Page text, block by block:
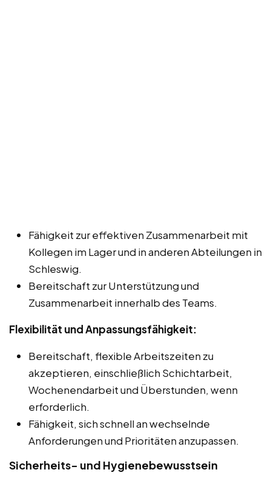
Fähigkeit zur effektiven Zusammenarbeit mit
Kollegen im Lager und in anderen Abteilungen in
Schleswig.
Bereitschaft zur Unterstützung und
Zusammenarbeit innerhalb des Teams.
Flexibilität und Anpassungsfähigkeit:
Bereitschaft, flexible Arbeitszeiten zu
akzeptieren, einschließlich Schichtarbeit,
Wochenendarbeit und Überstunden, wenn
erforderlich.
Fähigkeit, sich schnell an wechselnde
Anforderungen und Prioritäten anzupassen.
Sicherheits- und Hygienebewusstsein